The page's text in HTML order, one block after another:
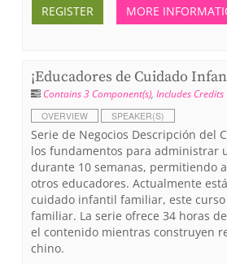
REGISTER MORE
¡Educadores de Cuidado
Contains 3 Component(s), Includes Credits
OVERVIEW SPEAKER(S)
Serie de Negocios Descripción del
los fundamentos para administrar
durante 10 semanas, permitiendo
otros educadores. Actualmente
cuidado infantil familiar, este
familiar. La serie ofrece 34 horas
el contenido mientras construyen
chino.